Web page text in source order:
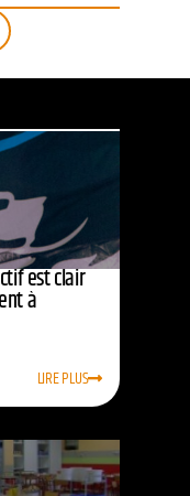
est clair
à
LIRE PLUS